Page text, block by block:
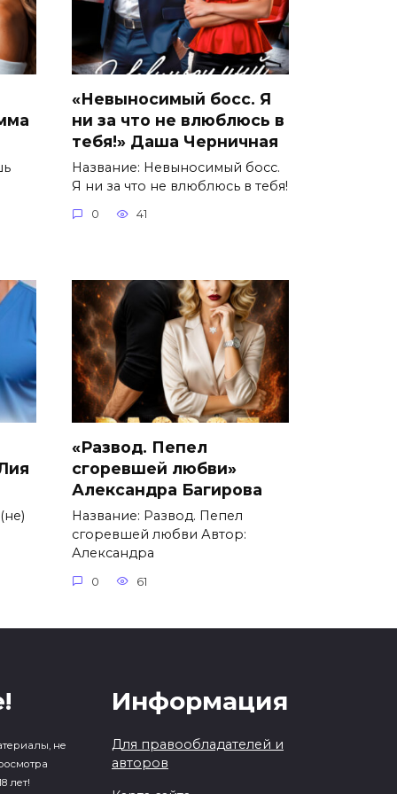
«Невыносимый босс. Я
ни за что не влюблюсь в
тебя!» Даша Черничная
Название: Невыносимый босс.
Я ни за что не влюблюсь в тебя!
0 41
«Развод. Пепел
сгоревшей любви»
Александра Багирова
Название: Развод. Пепел
сгоревшей любви Автор:
Александра
0 61
не
лет!
Информация
Для правообладателей и
авторов